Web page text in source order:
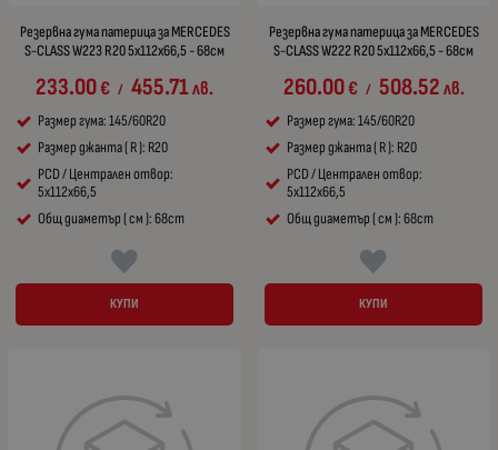
Резервна гума патерица за MERCEDES
S-CLASS W223 R20 5x112x66,5 - 68см
233.00€ / 455.71лв.
Размер гума: 145/60R20
Размер джанта ( R ): R20
PCD / Централен отвор:
5x112x66,5
Общ диаметър ( см ): 68cm
КУПИ
Резервна гума патерица за MERCEDES
S-CLASS W222 R20 5x112x66,5 - 68см
260.00€ / 508.52лв.
Размер гума: 145/60R20
Размер джанта ( R ): R20
PCD / Централен отвор:
5x112x66,5
Общ диаметър ( см ): 68cm
КУПИ